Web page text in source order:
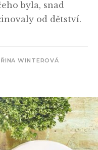
byla, snad
od dětství.
WINTEROVÁ